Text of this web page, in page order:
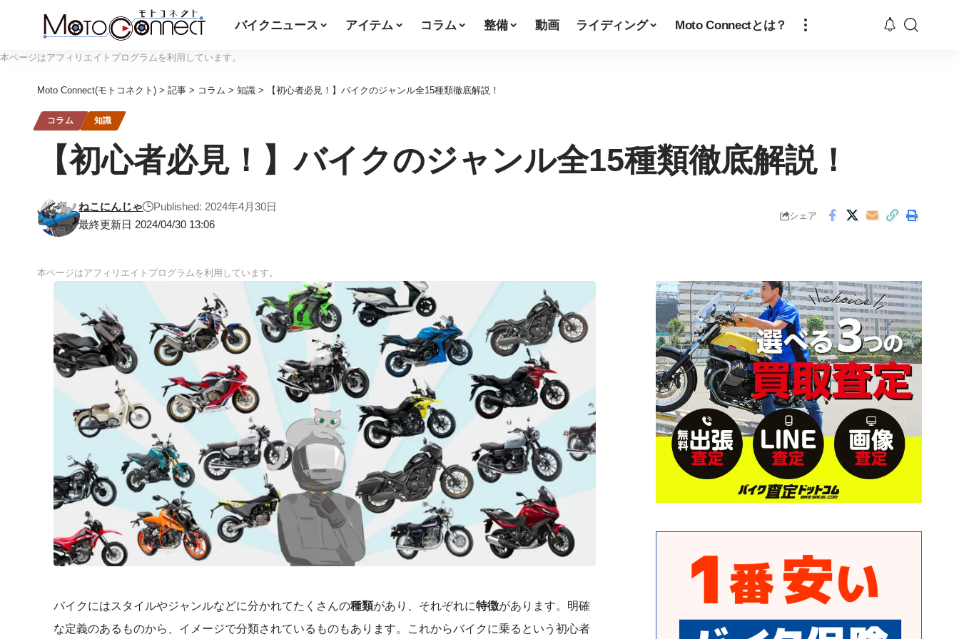
バイクニュース アイテム コラム 整備 動画 ライディング Moto Connectとは？
本ページはアフィリエイトプログラムを利用しています。
Moto Connect(モトコネクト) > 記事 > コラム > 知識 > 【初心者必見！】バイクのジャンル全15種類徹底解説！
コラム 知識
【初心者必見！】バイクのジャンル全15種類徹底解説！
最終更新日 2024/04/30 13:06
ねこにんじゃ Published: 2024年4月30日
シェア
本ページはアフィリエイトプログラムを利用しています。
バイクにはスタイルやジャンルなどに分かれてたくさんの種類があり、それぞれに特徴があります。明確
な定義のあるものから、イメージで分類されているものもあります。これからバイクに乗るという初心者